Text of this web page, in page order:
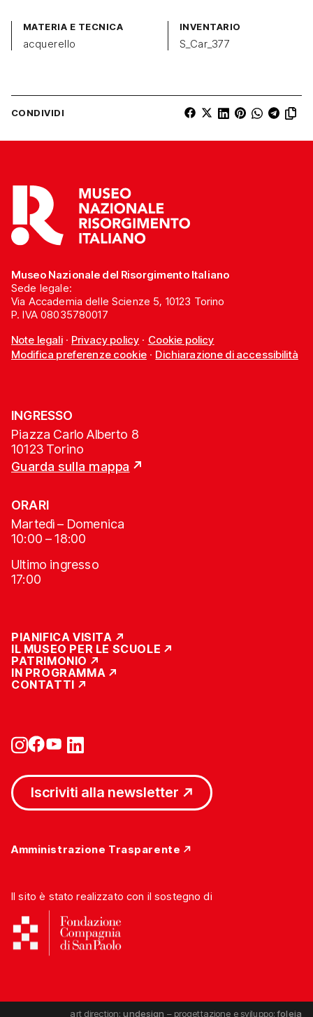
MATERIA E TECNICA
acquerello
INVENTARIO
S_Car_377
CONDIVIDI
Museo Nazionale del Risorgimento Italiano
Sede legale:
Via Accademia delle Scienze 5, 10123 Torino
P. IVA 08035780017
Note legali· Privacy policy · Cookie policy
Modifica preferenze cookie· Dichiarazione di accessibilità
INGRESSO
Piazza Carlo Alberto 8
10123 Torino
Guarda sulla mappa
ORARI
Martedì – Domenica
10:00 – 18:00
Ultimo ingresso
17:00
PIANIFICA VISITA
IL MUSEO PER LE SCUOLE
PATRIMONIO
IN PROGRAMMA
CONTATTI
Iscriviti alla newsletter
Amministrazione Trasparente
Il sito è stato realizzato con il sostegno di
art direction:undesign – progettazione e sviluppo:foleia